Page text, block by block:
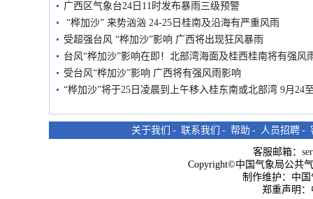
广西区气象台24日11时发布暴雨三级预警
“桦加沙” 来势汹汹 24-25日桂南及沿海有严重风雨
受超强台风 “桦加沙”影响 广西将出现狂风暴雨
台风“桦加沙”影响在即！北部湾海面及桂西桂南将有强风
受台风“桦加沙”影响 广西将有强风雨影响
“桦加沙”将于25日凌晨到上午移入桂东南或北部湾 9月24
关于我们 - 联系我们 - 帮助 - 人员招聘 -
客服邮箱：
Copyright©中国气象局公共
制作维护：中
郑重声明